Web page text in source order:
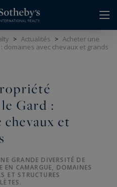
> Actualités > Acheter une
avec chevaux et grands
Gard :
chevaux et
GRANDE DIVERSITÉ DE
EN CAMARGUE, DOMAINES
ET STRUCTURES